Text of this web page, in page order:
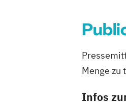
Menge zu
Infos